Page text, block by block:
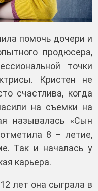
помочь дочери и
продюсера,
точки
Кристен не
счастлива, когда
на съемки на
называлась «Сын
8 – летие,
Так и началась у
карьера.
лет она сыграла в